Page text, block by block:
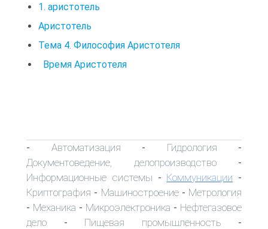
1. аристотель
Аристотель
Тема 4. Философия Аристотеля
Время Аристотеля
- Автоматизация - Гидрология -
Документоведение, делопроизводство-
Информационные системы - Коммуникации -
Криптография - Машиностроение- Метрология
- Механика - Микроэлектроника - Нефтегазовое
дело - Пищевая промышленность -